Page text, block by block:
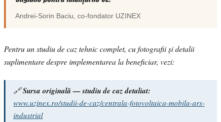
Andrei-Sorin Baciu, co-fondator UZINEX
Pentru un studiu de caz tehnic complet, cu fotografii și detalii
suplimentare despre implementarea la beneficiar, vezi:
🔗Sursa originală — studiu de caz detaliat:
www.uzinex.ro/studii-de-caz/centrala-fotovoltaica-mobila-ars-
industrial